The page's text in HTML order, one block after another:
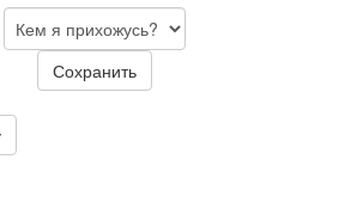
Сохранить